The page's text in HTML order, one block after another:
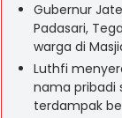
Gubernur
Padasari,
warga di
Luthfi
nama pribadi
terdampak